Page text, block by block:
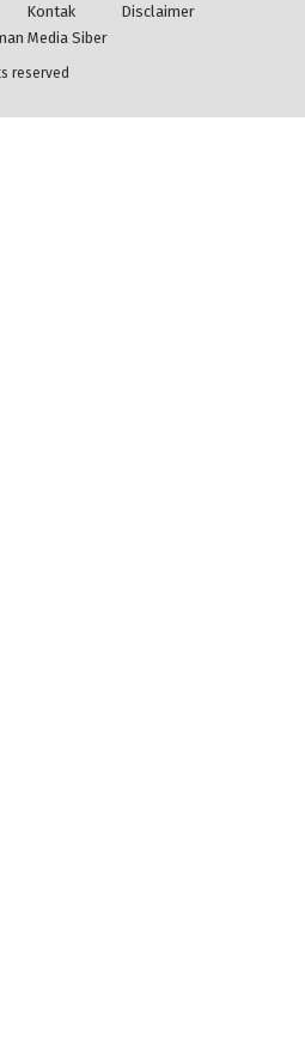
Kontak
Disclaimer
Media Siber
reserved